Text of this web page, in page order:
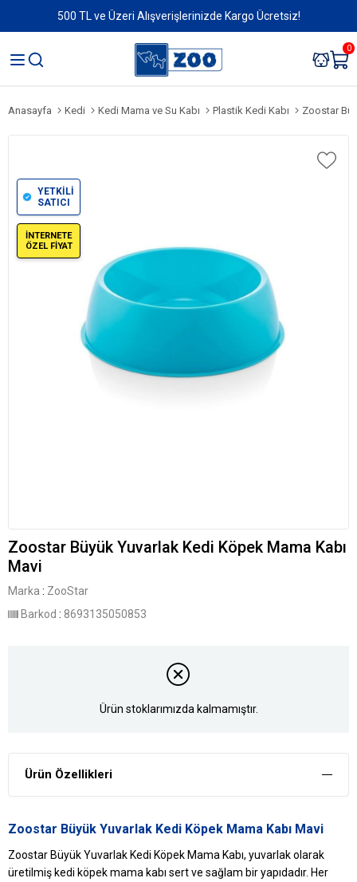
500 TL ve Üzeri Alışverişlerinizde Kargo Ücretsiz!
0
Anasayfa Kedi Kedi Mama ve Su Kabı Plastik Kedi Kabı Zoostar
YETKİLİ
SATICI
İNTERNETE
ÖZEL FİYAT
Zoostar Büyük Yuvarlak Kedi Köpek Mama Kabı
Mavi
Marka : ZooStar
Barkod : 8693135050853
Ürün stoklarımızda kalmamıştır.
Ürün Özellikleri
Zoostar Büyük Yuvarlak Kedi Köpek Mama Kabı Mavi
Zoostar Büyük Yuvarlak Kedi Köpek Mama Kabı, yuvarlak olarak
üretilmiş kedi köpek mama kabı sert ve sağlam bir yapıdadır. Her